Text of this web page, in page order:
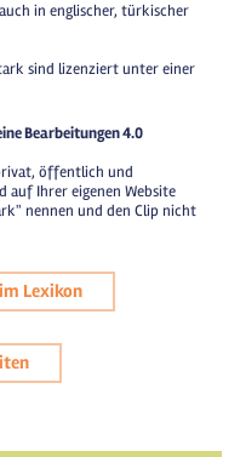
in englischer, türkischer
sind lizenziert unter einer
Bearbeitungen 4.0
öffentlich und
auf Ihrer eigenen Website
nennen und den Clip nicht
Lexikon